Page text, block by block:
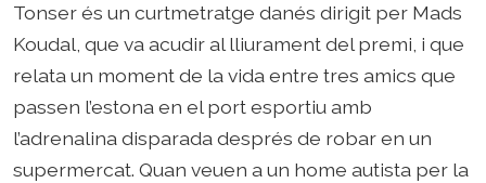
Tonser és un curtmetratge danés dirigit per Mads
Koudal, que va acudir al lliurament del premi, i que
relata un moment de la vida entre tres amics que
passen l’estona en el port esportiu amb
l’adrenalina disparada després de robar en un
supermercat. Quan veuen a un home autista per la